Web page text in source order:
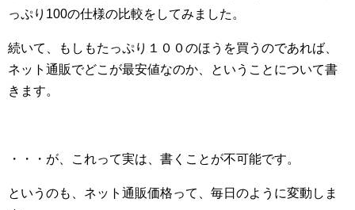
っぷり100の仕様の比較をしてみました。
続いて、もしもたっぷり１００のほうを買うのであれば、
ネット通販でどこが最安値なのか、ということについて書
きます。
・・・が、これって実は、書くことが不可能です。
というのも、ネット通販価格って、毎日のように変動しま